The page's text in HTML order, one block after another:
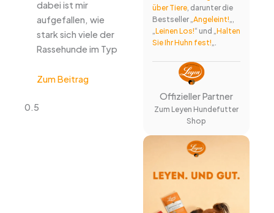
dabei ist mir
aufgefallen, wie
stark sich viele der
Rassehunde im Typ
Zum Beitrag
über Tiere, darunter die
Bestseller „ Angeleint!
Leinen Los!“ und „ Halten
Sie Ihr Huhn fest!
Offizieller Partner
Zum Leyen Hundefutter
Shop